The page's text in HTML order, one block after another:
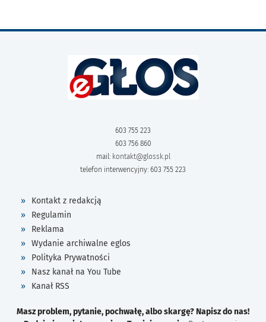
603 755 223
603 756 860
mail: kontakt@glossk.pl
telefon interwencyjny: 603 755 223
Kontakt z redakcją
Regulamin
Reklama
Wydanie archiwalne eglos
Polityka Prywatności
Nasz kanał na You Tube
Kanał RSS
Masz problem, pytanie, pochwałę, albo skargę? Napisz do nas!